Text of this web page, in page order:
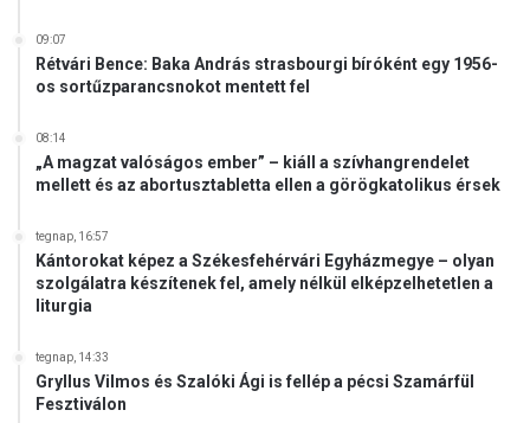
09:07
Rétvári Bence: Baka András strasbourgi bíróként egy 1956-
os sortűzparancsnokot mentett fel
08:14
„A magzat valóságos ember” – kiáll a szívhangrendelet
mellett és az abortusztabletta ellen a görögkatolikus érsek
tegnap, 16:57
Kántorokat képez a Székesfehérvári Egyházmegye – olyan
szolgálatra készítenek fel, amely nélkül elképzelhetetlen a
liturgia
tegnap, 14:33
Gryllus Vilmos és Szalóki Ági is fellép a pécsi Szamárfül
Fesztiválon